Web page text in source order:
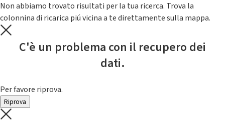
Non abbiamo trovato risultati per la tua ricerca. Trova la
colonnina di ricarica piú vicina a te direttamente sulla mappa.
C'è un problema con il recupero dei
dati.
Per favore riprova.
Riprova